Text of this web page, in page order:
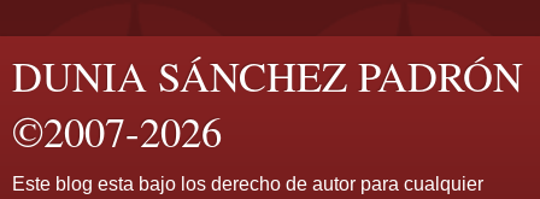
DUNIA SÁNCHEZ PADRÓN
©2007-2026
Este blog esta bajo los derecho de autor para cualquier